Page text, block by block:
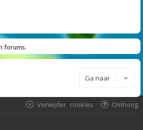
forums.
Ga naar
Omhoog
Verwijder cookies